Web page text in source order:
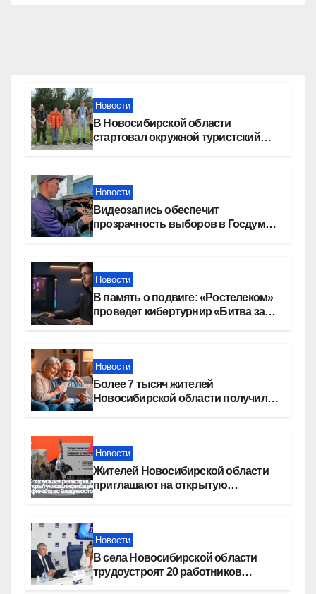
Новости
В Новосибирской области
стартовал окружной туристский
Новости
Видеозапись обеспечит
прозрачность выборов в Госдуму
Новости
В память о подвиге: «Ростелеком»
проведет кибертурнир «Битва за
Новости
Более 7 тысяч жителей
Новосибирской области получили
Новости
Жителей Новосибирской области
приглашают на открытую
Новости
В села Новосибирской области
трудоустроят 20 работников